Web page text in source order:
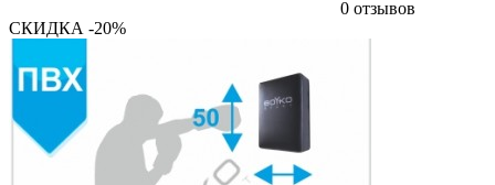
0 отзывов
СКИДКА -20%